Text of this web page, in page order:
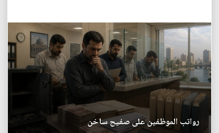
رواتب الموظفين على صفيح ساخن